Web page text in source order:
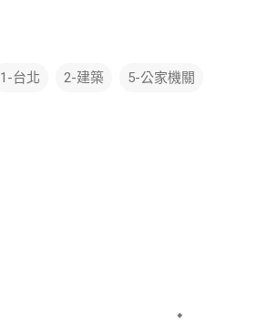
1-台北 2-建築 5-公家機關